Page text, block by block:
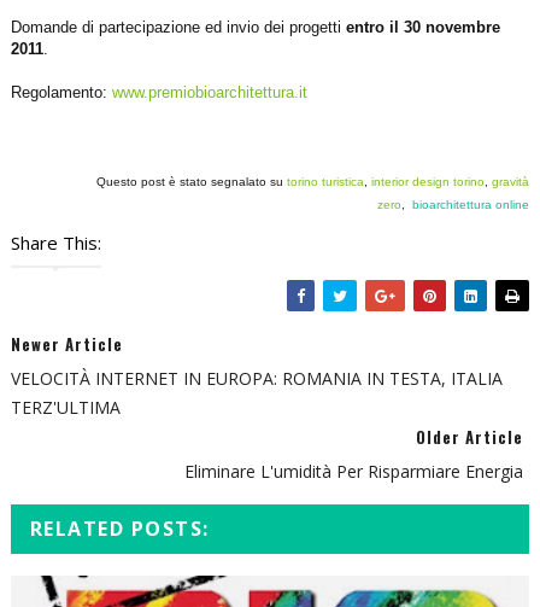
Domande di partecipazione ed invio dei progetti entro il 30 novembre
2011.
Regolamento: www.premiobioarchitettura.it
Questo post è stato segnalato sutorino turistica ,interior design torino ,gravità
zero ,bioarchitettura online
Share This:
Newer Article
VELOCITÀ INTERNET IN EUROPA: ROMANIA IN TESTA, ITALIA
TERZ'ULTIMA
Older Article
Eliminare L'umidità Per Risparmiare Energia
RELATED POSTS: